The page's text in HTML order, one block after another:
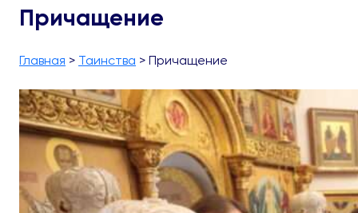
Причащение
Главная > Таинства > Причащение